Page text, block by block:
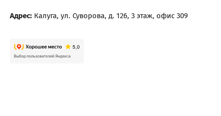
Адрес: Калуга, ул. Суворова, д. 126, 3 этаж, офис 309